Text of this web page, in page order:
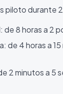
piloto durante
de 8 horas a 2
de 4 horas a
2 minutos a 5